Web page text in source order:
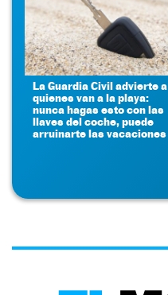
La Guardia Civil advierte a
quienes van a la playa:
nunca hagas esto con las
llaves del coche, puede
arruinarte las vacaciones